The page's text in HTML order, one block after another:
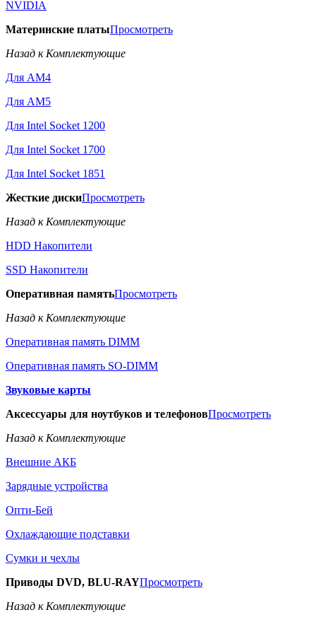
NVIDIA
Материнские платыПросмотреть
Назад к Комплектующие
Для AM4
Для AM5
Для Intel Socket 1200
Для Intel Socket 1700
Для Intel Socket 1851
Жесткие дискиПросмотреть
Назад к Комплектующие
HDD Накопители
SSD Накопители
Оперативная памятьПросмотреть
Назад к Комплектующие
Оперативная память DIMM
Оперативная память SO-DIMM
Звуковые карты
Аксессуары для ноутбуков и телефоновПросмотреть
Назад к Комплектующие
Внешние АКБ
Зарядные устройства
Опти-Бей
Охлаждающие подставки
Сумки и чехлы
Приводы DVD, BLU-RAYПросмотреть
Назад к Комплектующие